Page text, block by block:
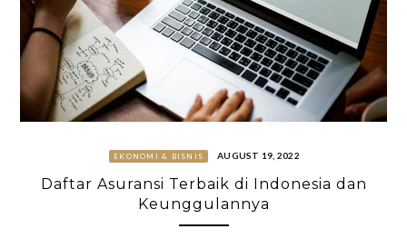
EKONOMI & BISNIS AUGUST 19, 2022
Daftar Asuransi Terbaik di Indonesia dan
Keunggulannya